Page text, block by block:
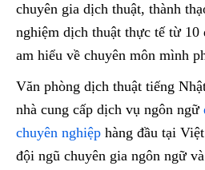
chuyên gia dịch thuật, thành
nghiệm dịch thuật thực tế từ 10
am hiểu về chuyên môn mình
Văn phòng dịch thuật tiếng
nhà cung cấp dịch vụ ngôn ngữ
chuyên nghiệp hàng đầu tại
đội ngũ chuyên gia ngôn ngữ